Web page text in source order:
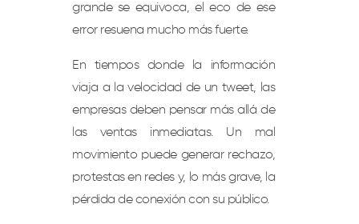
grande se equivoca, el eco de ese
error resuena mucho más fuerte.
En tiempos donde la información
viaja a la velocidad de un tweet, las
empresas deben pensar más allá de
las ventas inmediatas. Un mal
movimiento puede generar rechazo,
protestas en redes y, lo más grave, la
pérdida de conexión con su público.